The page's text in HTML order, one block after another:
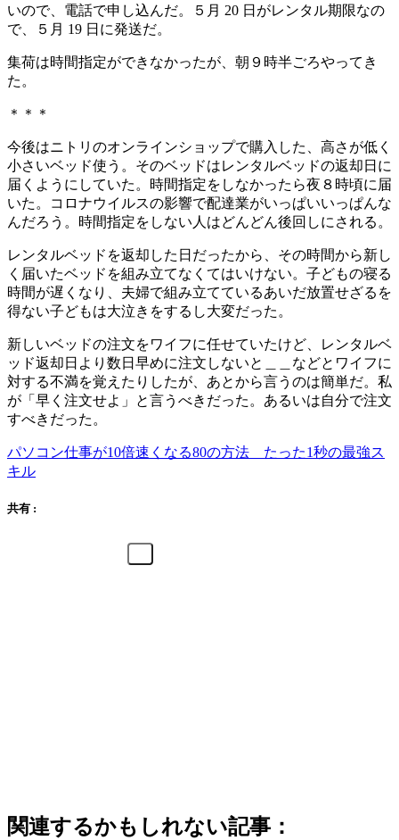
いので、電話で申し込んだ。５月 20 日がレンタル期限なの
で、５月 19 日に発送だ。
集荷は時間指定ができなかったが、朝９時半ごろやってき
た。
＊＊＊
今後はニトリのオンラインショップで購入した、高さが低く
小さいベッド使う。そのベッドはレンタルベッドの返却日に
届くようにしていた。時間指定をしなかったら夜８時頃に届
いた。コロナウイルスの影響で配達業がいっぱいいっぱんな
んだろう。時間指定をしない人はどんどん後回しにされる。
レンタルベッドを返却した日だったから、その時間から新し
く届いたベッドを組み立てなくてはいけない。子どもの寝る
時間が遅くなり、夫婦で組み立てているあいだ放置せざるを
得ない子どもは大泣きをするし大変だった。
新しいベッドの注文をワイフに任せていたけど、レンタルベ
ッド返却日より数日早めに注文しないと＿＿などとワイフに
対する不満を覚えたりしたが、あとから言うのは簡単だ。私
が「早く注文せよ」と言うべきだった。あるいは自分で注文
すべきだった。
パソコン仕事が10倍速くなる80の方法 たった1秒の最強ス
キル
共有 :
関連するかもしれない記事：